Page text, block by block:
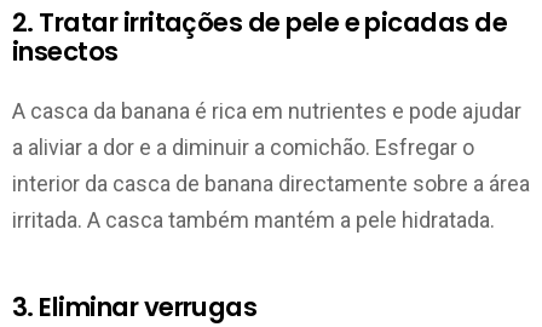
2. Tratar irritações de pele e picadas de
insectos
A casca da banana é rica em nutrientes e pode ajudar
a aliviar a dor e a diminuir a comichão. Esfregar o
interior da casca de banana directamente sobre a área
irritada. A casca também mantém a pele hidratada.
3. Eliminar verrugas